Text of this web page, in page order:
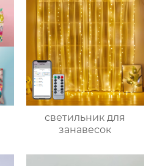
светильник для
занавесок